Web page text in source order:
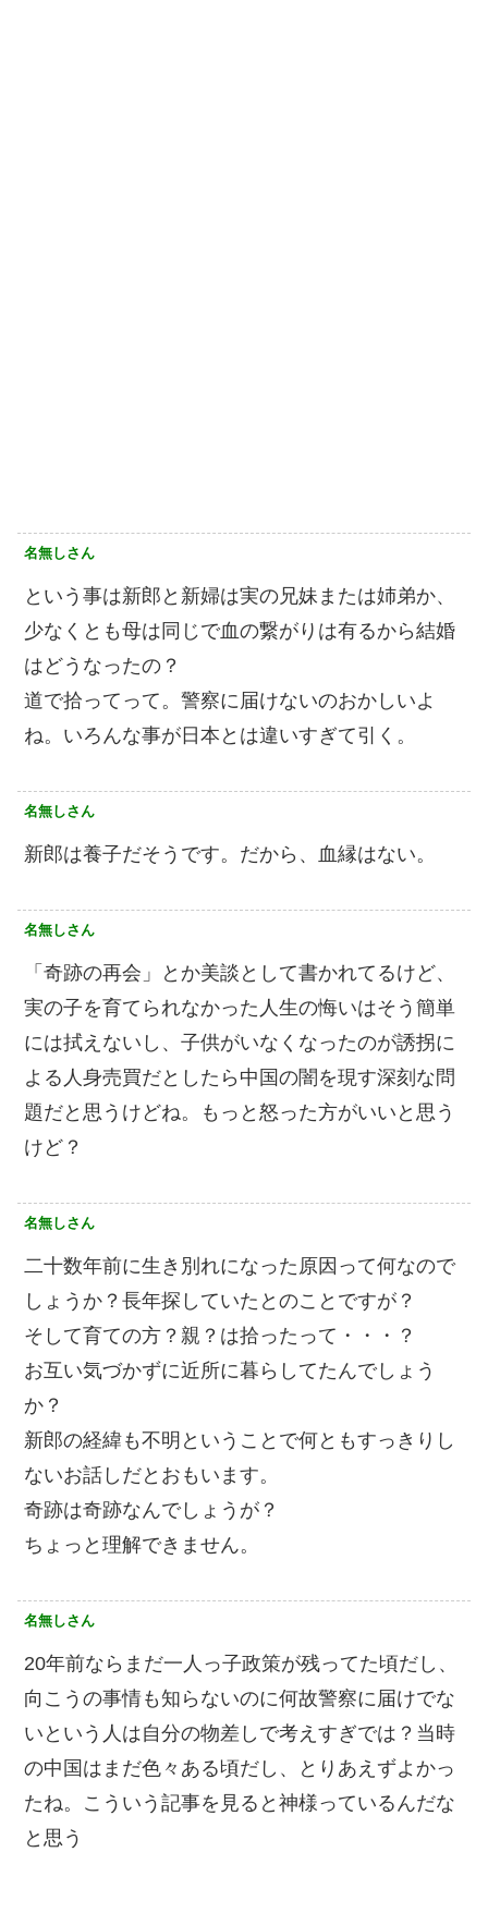
名無しさん
という事は新郎と新婦は実の兄妹または姉弟か、
少なくとも母は同じで血の繋がりは有るから結婚
はどうなったの？
道で拾ってって。警察に届けないのおかしいよ
ね。いろんな事が日本とは違いすぎて引く。
名無しさん
新郎は養子だそうです。だから、血縁はない。
名無しさん
「奇跡の再会」とか美談として書かれてるけど、
実の子を育てられなかった人生の悔いはそう簡単
には拭えないし、子供がいなくなったのが誘拐に
よる人身売買だとしたら中国の闇を現す深刻な問
題だと思うけどね。もっと怒った方がいいと思う
けど？
名無しさん
二十数年前に生き別れになった原因って何なので
しょうか？長年探していたとのことですが？
そして育ての方？親？は拾ったって・・・？
お互い気づかずに近所に暮らしてたんでしょう
か？
新郎の経緯も不明ということで何ともすっきりし
ないお話しだとおもいます。
奇跡は奇跡なんでしょうが？
ちょっと理解できません。
名無しさん
20年前ならまだ一人っ子政策が残ってた頃だし、
向こうの事情も知らないのに何故警察に届けでな
いという人は自分の物差しで考えすぎでは？当時
の中国はまだ色々ある頃だし、とりあえずよかっ
たね。こういう記事を見ると神様っているんだな
と思う